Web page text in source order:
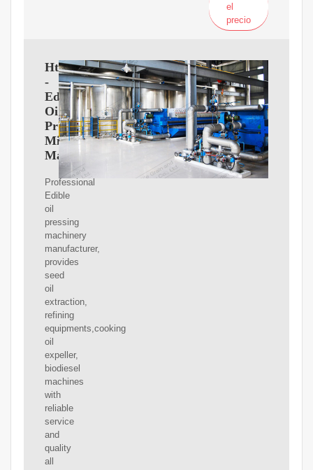
el
precio
Htoilmachine.com
-
Edible
Oil
Processing
Mill
Machinery,Seed
Professional
Edible
oil
pressing
machinery
manufacturer,
provides
seed
oil
extraction,
refining
equipments,cooking
oil
expeller,
biodiesel
machines
with
reliable
service
and
quality
all